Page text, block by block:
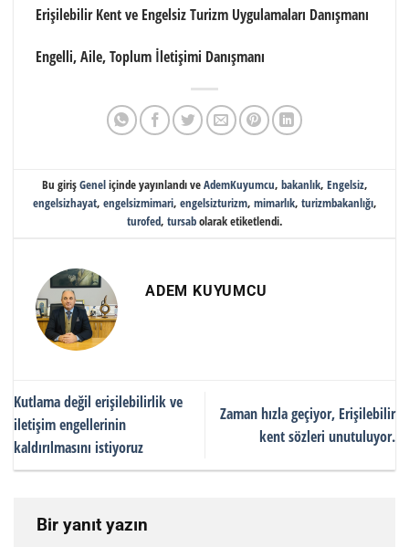
Erişilebilir Kent ve Engelsiz Turizm Uygulamaları Danışmanı
Engelli, Aile, Toplum İletişimi Danışmanı
Bu girişGeneliçinde yayınlandı veAdemKuyumcu, bakanlık, Engelsiz,
engelsizhayat, engelsizmimari, engelsizturizm, mimarlık, turizmbakanlığı,
turofed, tursabolarak etiketlendi.
ADEM KUYUMCU
Kutlama değil erişilebilirlik ve
iletişim engellerinin
kaldırılmasını istiyoruz
Zaman hızla geçiyor, Erişilebilir
kent sözleri unutuluyor.
Bir yanıt yazın